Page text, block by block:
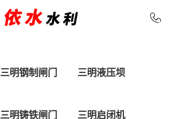
三明钢制闸门 三明液压坝
三明铸铁闸门 三明启闭机